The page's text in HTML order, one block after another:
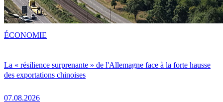
La « résilience surprenante » de l'Allemagne face à la forte hausse
des exportations chinoises
07.08.2026
ÉCONOMIE